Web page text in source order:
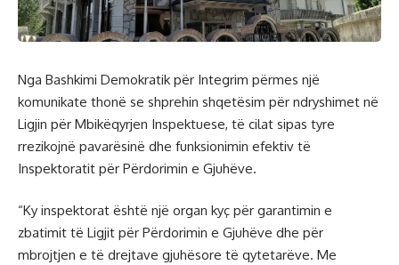
Nga Bashkimi Demokratik për Integrim përmes një
komunikate thonë se shprehin shqetësim për ndryshimet në
Ligjin për Mbikëqyrjen Inspektuese, të cilat sipas tyre
rrezikojnë pavarësinë dhe funksionimin efektiv të
Inspektoratit për Përdorimin e Gjuhëve.
“Ky inspektorat është një organ kyç për garantimin e
zbatimit të Ligjit për Përdorimin e Gjuhëve dhe për
mbrojtjen e të drejtave gjuhësore të qytetarëve. Me